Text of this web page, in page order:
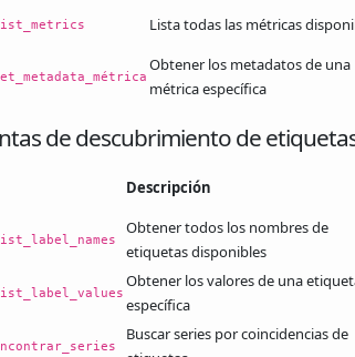
Lista todas las métricas
Obtener los metadatos de una
métrica específica
de descubrimiento de
Descripción
Obtener todos los nombres de
etiquetas disponibles
Obtener los valores de una
específica
Buscar series por coincidencias de